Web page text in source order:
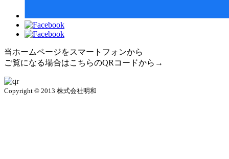
当ホームページをスマートフォンから
ご覧になる場合はこちらのQRコードから→
Copyright © 2013 株式会社明和